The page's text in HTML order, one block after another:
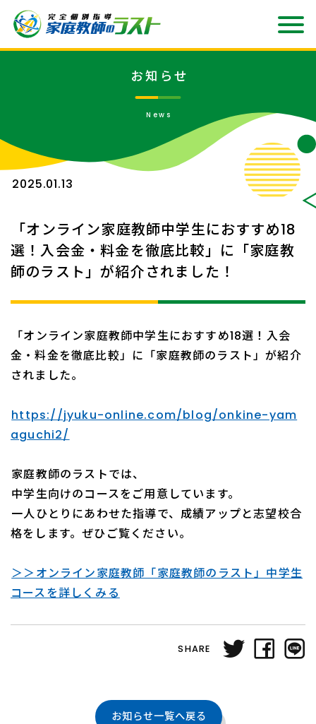
お知らせ
News
2025.01.13
「オンライン家庭教師中学生におすすめ18
選！入会金・料金を徹底比較」に「家庭教
師のラスト」が紹介されました！
「オンライン家庭教師中学生におすすめ18選！入会
金・料金を徹底比較」に「家庭教師のラスト」が紹介
されました。
https://jyuku-online.com/blog/onkine-yam
aguchi2/
家庭教師のラストでは、
中学生向けのコースをご用意しています。
一人ひとりにあわせた指導で、成績アップと志望校合
格をします。ぜひご覧ください。
＞＞オンライン家庭教師「家庭教師のラスト」中学生
コースを詳しくみる
SHARE
お知らせ一覧へ戻る